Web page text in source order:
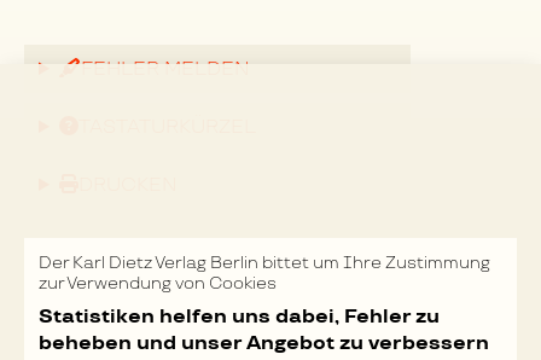
Der Karl Dietz Verlag Berlin bittet um Ihre Zustimmung
zur Verwendung von Cookies
Statistiken helfen uns dabei, Fehler zu
beheben und unser Angebot zu verbessern
FEHLER MELDEN